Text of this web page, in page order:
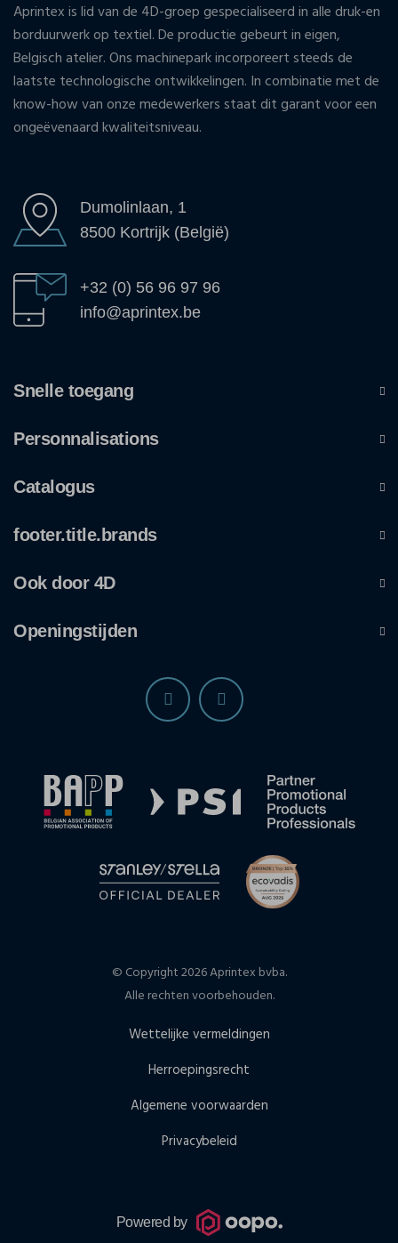
Aprintex is lid van de 4D-groep gespecialiseerd in alle druk-en
borduurwerk op textiel. De productie gebeurt in eigen,
Belgisch atelier. Ons machinepark incorporeert steeds de
laatste technologische ontwikkelingen. In combinatie met de
know-how van onze medewerkers staat dit garant voor een
ongeëvenaard kwaliteitsniveau.
Dumolinlaan, 1
8500 Kortrijk (België)
+32 (0) 56 96 97 96
info@aprintex.be
Snelle toegang
Personnalisations
Catalogus
footer.title.brands
Ook door 4D
Openingstijden
© Copyright 2026 Aprintex bvba.
Alle rechten voorbehouden.
Wettelijke vermeldingen
Herroepingsrecht
Algemene voorwaarden
Privacybeleid
Powered by